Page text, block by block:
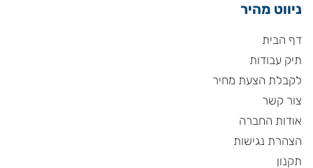
ניווט מהיר
דף הבית
תיק עבודות
לקבלת הצעת מחיר
צור קשר
אודות החברה
הצהרת נגישות
תקנון